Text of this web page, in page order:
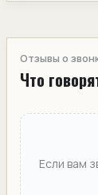
Отзывы о
Что
Если вам